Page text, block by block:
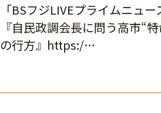
「BSフジLIVEプライムニュ
『自民政調会長に問う高市“
の行方』https:/…